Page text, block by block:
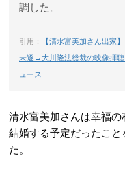
調した。
引用：
【清水富美加さん出家
未遂→大川隆法総裁の映像拝
ュース
清水富美加さんは幸福
結婚する予定だったこ
た。